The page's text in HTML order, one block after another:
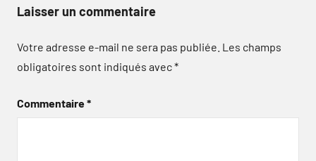
Laisser un commentaire
Votre adresse e-mail ne sera pas publiée. Les champs
obligatoires sont indiqués avec*
Commentaire*